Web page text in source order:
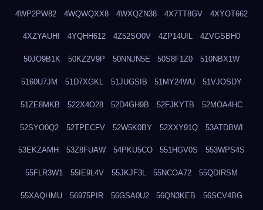
4WP2PW82 4WQWQXX8 4WXQZN38 4X7TT8GV 4XYOT662
4XZYAUHI 4YQHH612 4Z52SO0V 4ZP14UIL 4ZVGSBH0
50JO9B1K 50KZ2V9P 50NNJN5E 50S8F1Z0 510NBX1W
5160U7JM 51D7XGKL 51JUGSIB 51MY24WU 51VJOSDY
51ZE8MKB 522X4O28 52D4GH9B 52FJKYTB 52MOA4HC
52SYO0Q2 52TPECFV 52W5K0BY 52XXY91Q 53ATDBWI
53EKZAMH 53Z8FUAW 54PKU5CO 551HGV0S 553WPS4S
55FLR3W1 55IE9L4V 55JKJF3L 55NCOA72 55QDIRSM
55XAQHMU 56975PIR 56GSA0U2 56QN3KEB 56SCV4BG